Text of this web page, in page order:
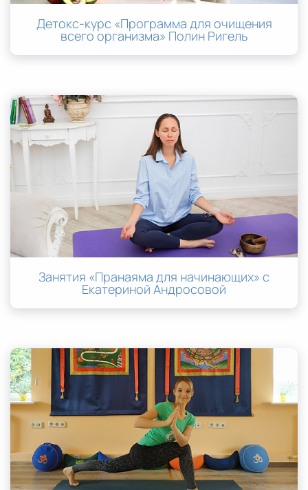
Детокс-курс «Программа для очищения
всего организма» Полин Ригель
Занятия «Пранаяма для начинающих» с
Екатериной Андросовой